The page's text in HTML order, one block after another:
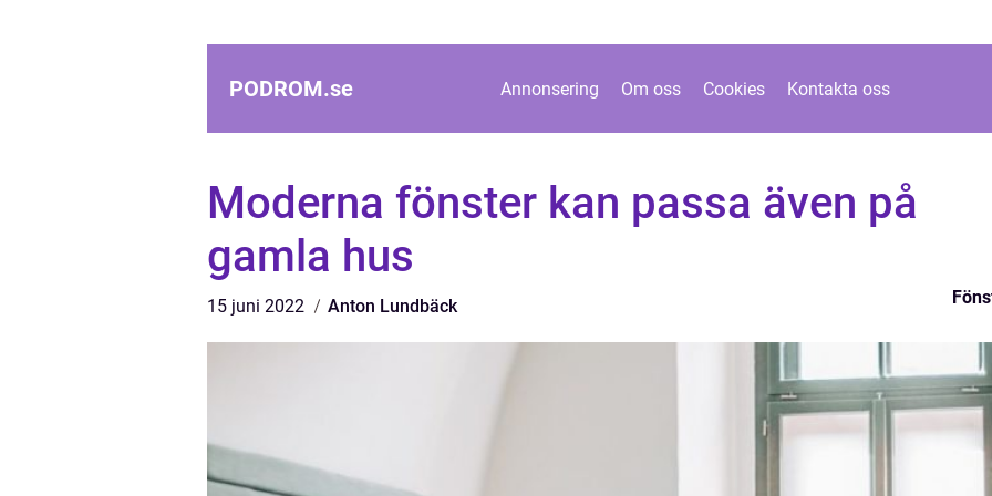
PODROM.se Annonsering Om oss Cookies Kontakta oss
Moderna fönster kan passa även på
gamla hus
15 juni 2022 Anton Lundbäck